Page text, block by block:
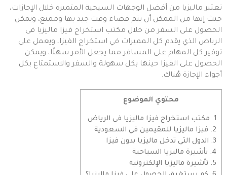
تعتبر ماليزيا من أفضل الوجهات السيحية المتميزة خلال الإجازات،
حيث إنها من الممكن أن يتم قضاء وقت جيد بها وممتع، ويمكن
الحصول على السفر من خلال مكتب استخراج فيزا ماليزيا فى
الرياض الذي يقدم كل المميزات في استخراج الفيزا، ويعمل على
توفير كل المهام على المسافر مما يجعل الأمر سهلًا، ويمكن
الحصول على الفيزا حينها بكل سهولة والسفر والاستمتاع بكل
أجواء الإجازة هُناك.
محتوي الموضوع
1. مكتب استخراج فيزا ماليزيا فى الرياض
2.
فيزا ماليزيا للمقيمين في السعودية
3.
الدول التي تدخل ماليزيا بدون فيزا
4.
تأشيرة ماليزيا السياحية
5.
تأشيرة ماليزيا الإلكترونية